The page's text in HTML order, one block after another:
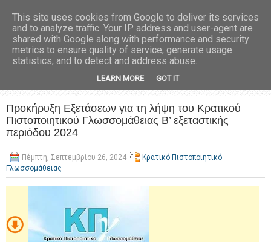
Προκήρυξη Εξετάσεων για τη λήψη του Κρατικού
Πιστοποιητικού Γλωσσομάθειας Β’ εξεταστικής
περιόδου 2024
Πέμπτη, Σεπτεμβρίου 26, 2024
Κρατικό Πιστοποιητικό
Γλωσσομάθειας
This site uses cookies from Google to deliver its services
and to analyze traffic. Your IP address and user-agent are
shared with Google along with performance and security
metrics to ensure quality of service, generate usage
statistics, and to detect and address abuse.
LEARN MORE GOT IT